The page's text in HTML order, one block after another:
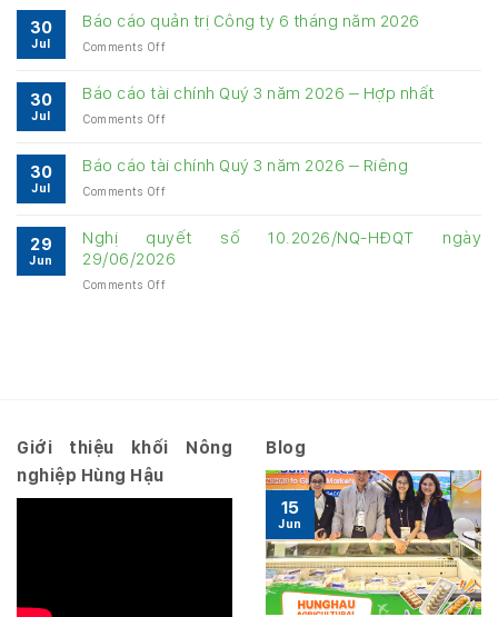
cung
về
ty
6
2026
30
Jul
Báo cáo quản trị Công ty 6 tháng năm 2026
Comments Offon
quản
ty
2026
30
Jul
Báo cáo tài chính Quý 3 năm 2026 – Hợp nhất
Comments Offon
tài
3
năm
2026
30
Jul
Báo cáo tài chính Quý 3 năm 2026 – Riêng
Comments Offon
cáo
tài
chính
Quý
29
Jun
Nghị quyết số 10.2026/NQ-HĐQT ngày
29/06/2026
Comments Offon
Giới thiệu khối Nông
nghiệp Hùng Hậu
Blog
15
Jun